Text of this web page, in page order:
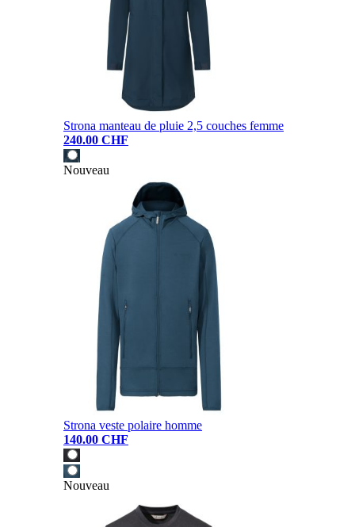
Strona manteau de pluie 2,5 couches femme
240.00 CHF
Nouveau
Strona veste polaire homme
140.00 CHF
Nouveau